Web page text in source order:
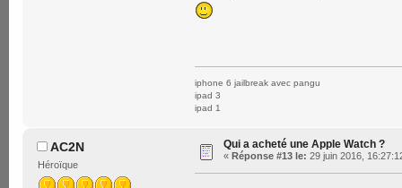
iphone 6 jailbreak avec pangu
ipad 3
ipad 1
AC2N
Héroïque
Qui a acheté une Apple Watch ?
« Réponse #13 le: 29 juin 2016,